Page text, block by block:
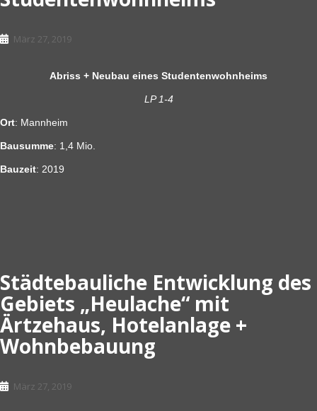
März 27, 2019
Abriss + Neubau eines Studentenwohnheims
LP 1-4
Ort: Mannheim
Bausumme: 1,4 Mio.
Bauzeit: 2019
Städtebauliche Entwicklung des
Gebiets „Heulache“ mit
Ärtzehaus, Hotelanlage +
Wohnbebauung
März 27, 2019